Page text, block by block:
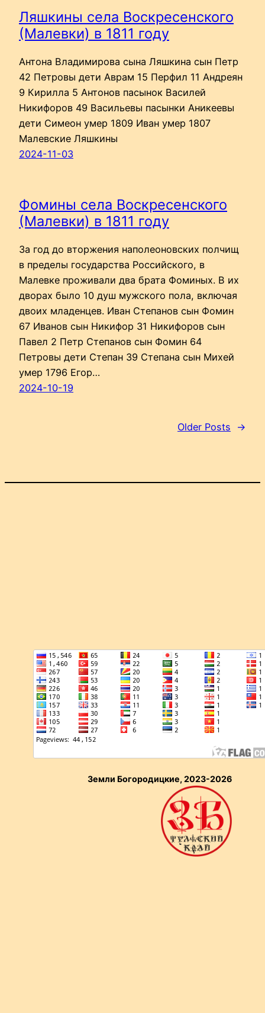
Ляшкины села Воскресенского
(Малевки) в 1811 году
Антона Владимирова сына Ляшкина сын Петр
42 Петровы дети Аврам 15 Перфил 11 Андреян
9 Кирилла 5 Антонов пасынок Василей
Никифоров 49 Васильевы пасынки Аникеевы
дети Симеон умер 1809 Иван умер 1807
Малевские Ляшкины
2024-11-03
Фомины села Воскресенского
(Малевки) в 1811 году
За год до вторжения наполеоновских полчищ
в пределы государства Российского, в
Малевке проживали два брата Фоминых. В их
дворах было 10 душ мужского пола, включая
двоих младенцев. Иван Степанов сын Фомин
67 Иванов сын Никифор 31 Никифоров сын
Павел 2 Петр Степанов сын Фомин 64
Петровы дети Степан 39 Степана сын Михей
умер 1796 Егор…
2024-10-19
Older Posts →
Земли Богородицкие, 2023-2026